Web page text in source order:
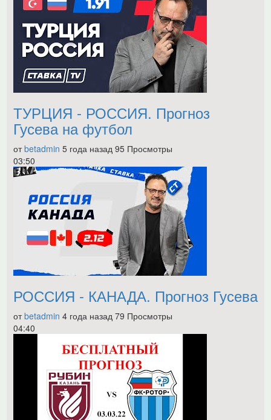
ТУРЦИЯ - РОССИЯ. Прогноз
Гусева на футбол
отbetadmin 5 года назад 95 Просмотры
03:50
РОССИЯ - КАНАДА. Прогноз Гусева
отbetadmin 4 года назад 79 Просмотры
04:40